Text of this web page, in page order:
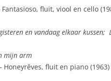
Fantasioso, fluit, viool en cello
en vandaag elkaar kussen;
mijn arm
Honeyrêves, fluit en piano (1963)